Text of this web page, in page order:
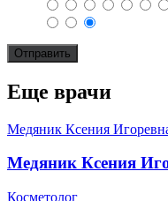
Еще врачи
Медяник Ксения
Медяник Ксения
Косметолог